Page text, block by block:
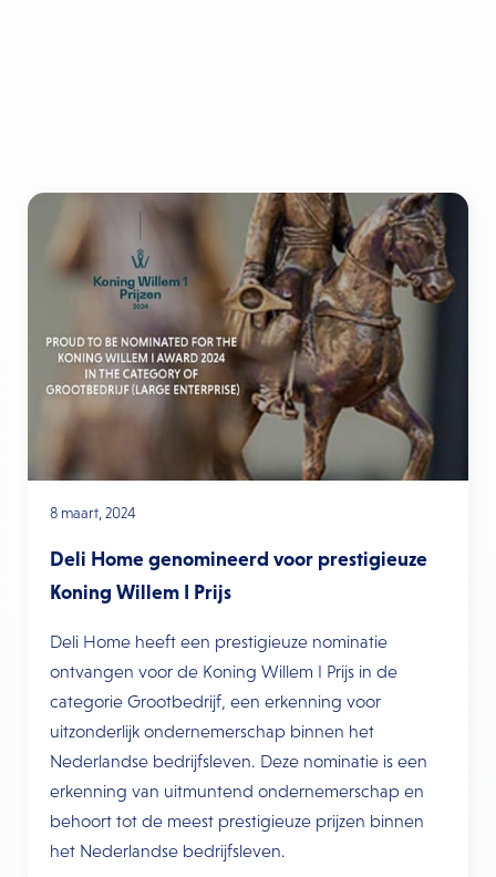
8 maart, 2024
Deli Home genomineerd voor prestigieuze
Koning Willem I Prijs
Deli Home heeft een prestigieuze nominatie
ontvangen voor de Koning Willem I Prijs in de
categorie Grootbedrijf, een erkenning voor
uitzonderlijk ondernemerschap binnen het
Nederlandse bedrijfsleven. Deze nominatie is een
erkenning van uitmuntend ondernemerschap en
behoort tot de meest prestigieuze prijzen binnen
het Nederlandse bedrijfsleven.